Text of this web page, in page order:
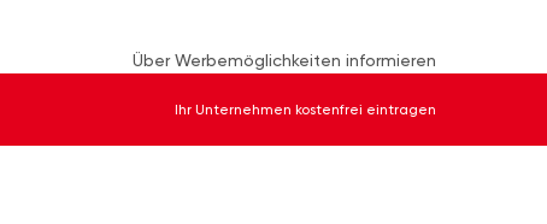
Über Werbemöglichkeiten informieren
Ihr Unternehmen kostenfrei eintragen